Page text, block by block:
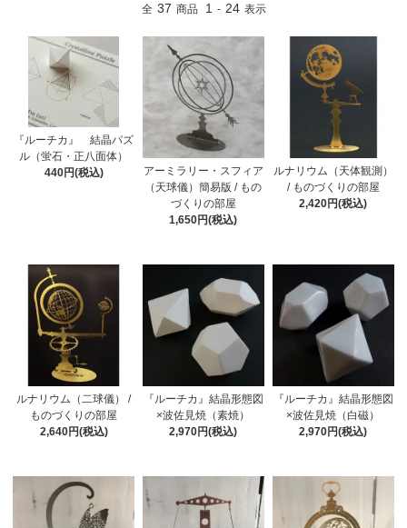
全 37 商品 1 - 24 表示
『ルーチカ』 結晶パズ
ル（蛍石・正八面体）
440円(税込)
アーミラリー・スフィア
（天球儀）簡易版 / もの
づくりの部屋
1,650円(税込)
ルナリウム（天体観測）
/ ものづくりの部屋
2,420円(税込)
ルナリウム（二球儀） /
ものづくりの部屋
2,640円(税込)
『ルーチカ』結晶形態図
×波佐見焼（素焼）
2,970円(税込)
『ルーチカ』結晶形態図
×波佐見焼（白磁）
2,970円(税込)